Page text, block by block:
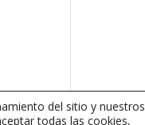
del sitio y nuestros
todas las cookies,